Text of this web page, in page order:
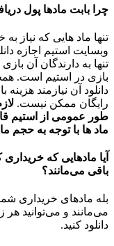
چرا بابت مادها پول
تنها ماد هایی که نیاز
وبسایت استیم اجازه
تنها به دارندگان آن
بازی در استیم است.
دانلود آن نیازمند
رایگان ممکن نیست.
طور عمومی از استیم
ماد ها با توجه به حجم
آیا مادهایی که
باقی می‌مانند؟
بله مادهای خریداری
می‌مانند و می‌توانید هر
دانلود کنید.